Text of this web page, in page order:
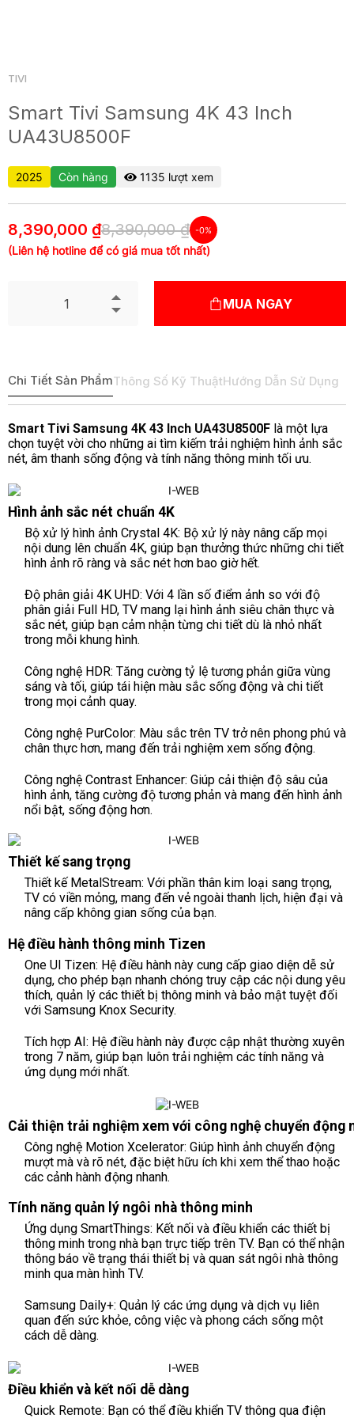
TIVI
Smart Tivi Samsung 4K 43 Inch
UA43U8500F
2025 Còn hàng 1135 lượt xem
8,390,000 ₫8,390,000 ₫ -0%
(Liên hệ hotline để có giá mua tốt nhất)
MUA NGAY
Chi Tiết Sản PhẩmThông Số Kỹ ThuậtHướng Dẫn Sử Dụng
Smart Tivi Samsung 4K 43 Inch UA43U8500F là một lựa
chọn tuyệt vời cho những ai tìm kiếm trải nghiệm hình ảnh sắc
nét, âm thanh sống động và tính năng thông minh tối ưu.
Hình ảnh sắc nét chuẩn 4K
Bộ xử lý hình ảnh Crystal 4K: Bộ xử lý này nâng cấp mọi
nội dung lên chuẩn 4K, giúp bạn thưởng thức những chi tiết
hình ảnh rõ ràng và sắc nét hơn bao giờ hết.
Độ phân giải 4K UHD: Với 4 lần số điểm ảnh so với độ
phân giải Full HD, TV mang lại hình ảnh siêu chân thực và
sắc nét, giúp bạn cảm nhận từng chi tiết dù là nhỏ nhất
trong mỗi khung hình.
Công nghệ HDR: Tăng cường tỷ lệ tương phản giữa vùng
sáng và tối, giúp tái hiện màu sắc sống động và chi tiết
trong mọi cảnh quay.
Công nghệ PurColor: Màu sắc trên TV trở nên phong phú và
chân thực hơn, mang đến trải nghiệm xem sống động.
Công nghệ Contrast Enhancer: Giúp cải thiện độ sâu của
hình ảnh, tăng cường độ tương phản và mang đến hình ảnh
nổi bật, sống động hơn.
Thiết kế sang trọng
Thiết kế MetalStream: Với phần thân kim loại sang trọng,
TV có viền mỏng, mang đến vẻ ngoài thanh lịch, hiện đại và
nâng cấp không gian sống của bạn.
Hệ điều hành thông minh Tizen
One UI Tizen: Hệ điều hành này cung cấp giao diện dễ sử
dụng, cho phép bạn nhanh chóng truy cập các nội dung yêu
thích, quản lý các thiết bị thông minh và bảo mật tuyệt đối
với Samsung Knox Security.
Tích hợp AI: Hệ điều hành này được cập nhật thường xuyên
trong 7 năm, giúp bạn luôn trải nghiệm các tính năng và
ứng dụng mới nhất.
Cải thiện trải nghiệm xem với công nghệ chuyển động
Công nghệ Motion Xcelerator: Giúp hình ảnh chuyển động
mượt mà và rõ nét, đặc biệt hữu ích khi xem thể thao hoặc
các cảnh hành động nhanh.
Tính năng quản lý ngôi nhà thông minh
Ứng dụng SmartThings: Kết nối và điều khiển các thiết bị
thông minh trong nhà bạn trực tiếp trên TV. Bạn có thể nhận
thông báo về trạng thái thiết bị và quan sát ngôi nhà thông
minh qua màn hình TV.
Samsung Daily+: Quản lý các ứng dụng và dịch vụ liên
quan đến sức khỏe, công việc và phong cách sống một
cách dễ dàng.
Điều khiển và kết nối dễ dàng
Quick Remote: Bạn có thể điều khiển TV thông qua điện